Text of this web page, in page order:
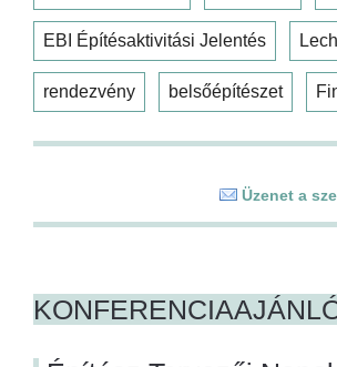
EBI Építésaktivitási Jelentés
rendezvény belsőépítészet
Üzenet a